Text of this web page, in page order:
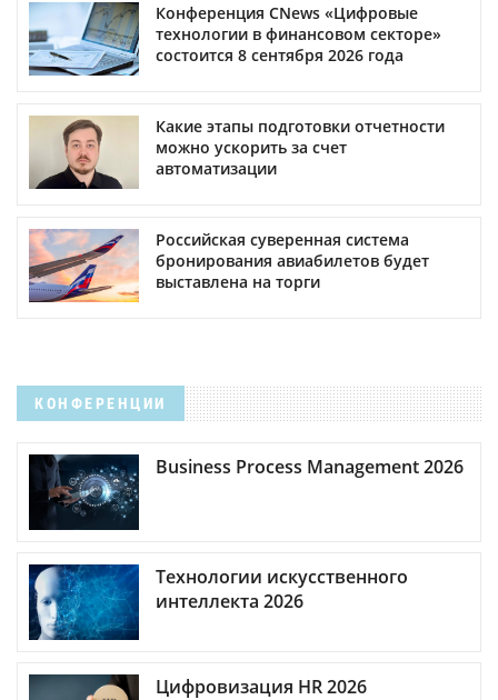
Конференция CNews «Цифровые
технологии в финансовом секторе»
состоится 8 сентября 2026 года
Какие этапы подготовки отчетности
можно ускорить за счет
автоматизации
Российская суверенная система
бронирования авиабилетов будет
выставлена на торги
КОНФЕРЕНЦИИ
Business Process Management 2026
Технологии искусственного
интеллекта 2026
Цифровизация HR 2026